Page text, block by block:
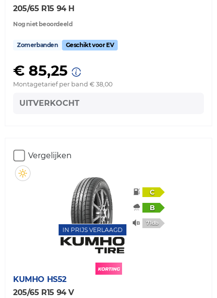
205/65 R15 94 H
Nog niet beoordeeld
Zomerbanden Geschikt voor EV
€ 85,25
Montagetarief per band € 38,00
UITVERKOCHT
Vergelijken
IN PRIJS VERLAAGD
C
B
71db
KUMHO HS52
205/65 R15 94 V